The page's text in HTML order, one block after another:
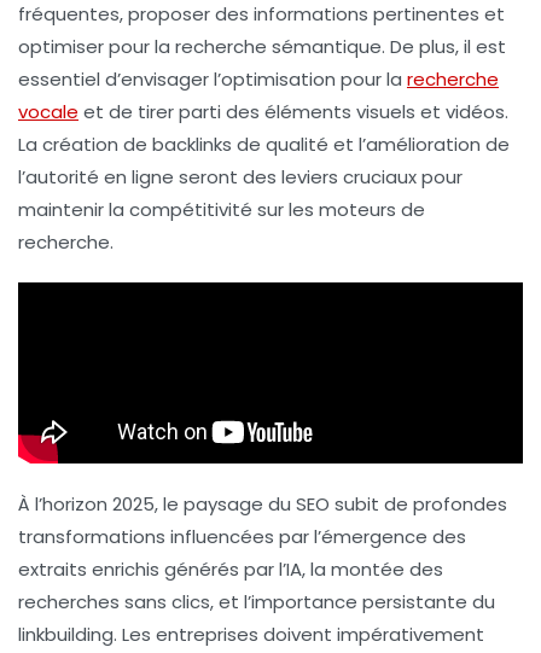
fréquentes, proposer des informations pertinentes et
optimiser pour la recherche sémantique. De plus, il est
essentiel d’envisager l’optimisation pour la recherche
vocale et de tirer parti des éléments visuels et vidéos.
La création de backlinks de qualité et l’amélioration de
l’autorité en ligne seront des leviers cruciaux pour
maintenir la compétitivité sur les moteurs de
recherche.
À l’horizon 2025, le paysage du SEO subit de profondes
transformations influencées par l’émergence des
extraits enrichis générés par l’IA, la montée des
recherches sans clics, et l’importance persistante du
linkbuilding. Les entreprises doivent impérativement